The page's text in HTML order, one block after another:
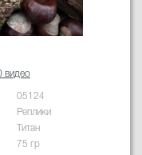
видео
05124
Реплики
Титан
75 гр